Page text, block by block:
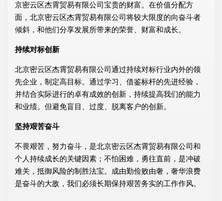
京密云区杰霄贸易有限公司宝贵的财富。在价值分配方
面，北京密云区杰霄贸易有限公司将较大限度的向奋斗者
倾斜，和他们分享发展所带来的荣誉、财富和成长。
持续对标创新
北京密云区杰霄贸易有限公司通过持续对标行业内外的领
先企业，制定高目标。通过学习、借鉴标杆的先进经验，
并结合实际进行的卓有成效的创新，持续提高我们的能力
和业绩。但避免盲目、过度、脱离客户的创新。
坚持艰苦奋斗
不畏艰苦，努力奋斗，是北京密云区杰霄贸易有限公司和
个人持续成长的关键因素；不怕困难，勇往直前，是冲破
难关，抵御风险的制胜法宝。成由勤俭败由奢，奢华浪费
是奋斗的大敌，我们必须长期保持艰苦务实的工作作风。